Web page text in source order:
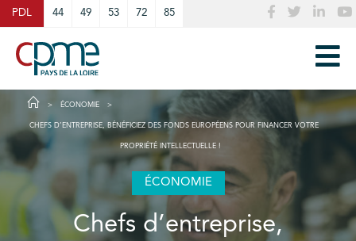
PDL 44 49 53 72 85
ÉCONOMIE
CHEFS D’ENTREPRISE, BÉNÉFICIEZ DES FONDS EUROPÉENS POUR FINANCER VOTRE
PROPRIÉTÉ INTELLECTUELLE !
ÉCONOMIE
Chefs d’entreprise,
Cookies management panel